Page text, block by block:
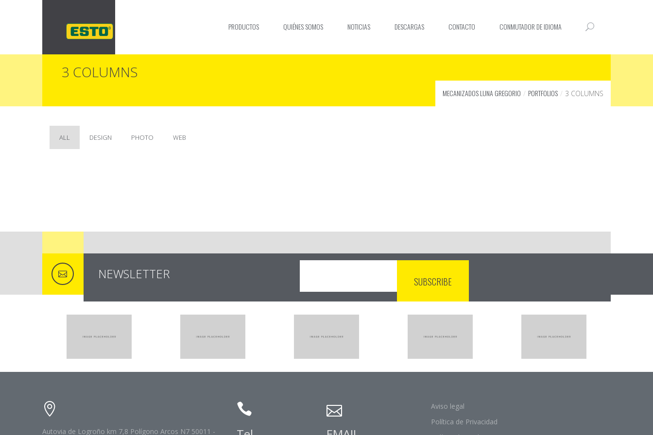
PRODUCTOS QUIÉNES SOMOS NOTICIAS DESCARGAS CONTACTO CONMUTADOR DE IDIOMA
3 COLUMNS
MECANIZADOS LUNA GREGORIO PORTFOLIOS 3 COLUMNS
ALL DESIGN PHOTO WEB
NEWSLETTER
Autovia de Logroño km 7,8 Polígono Arcos N7 50011 -
Aviso legal
Política de Privacidad